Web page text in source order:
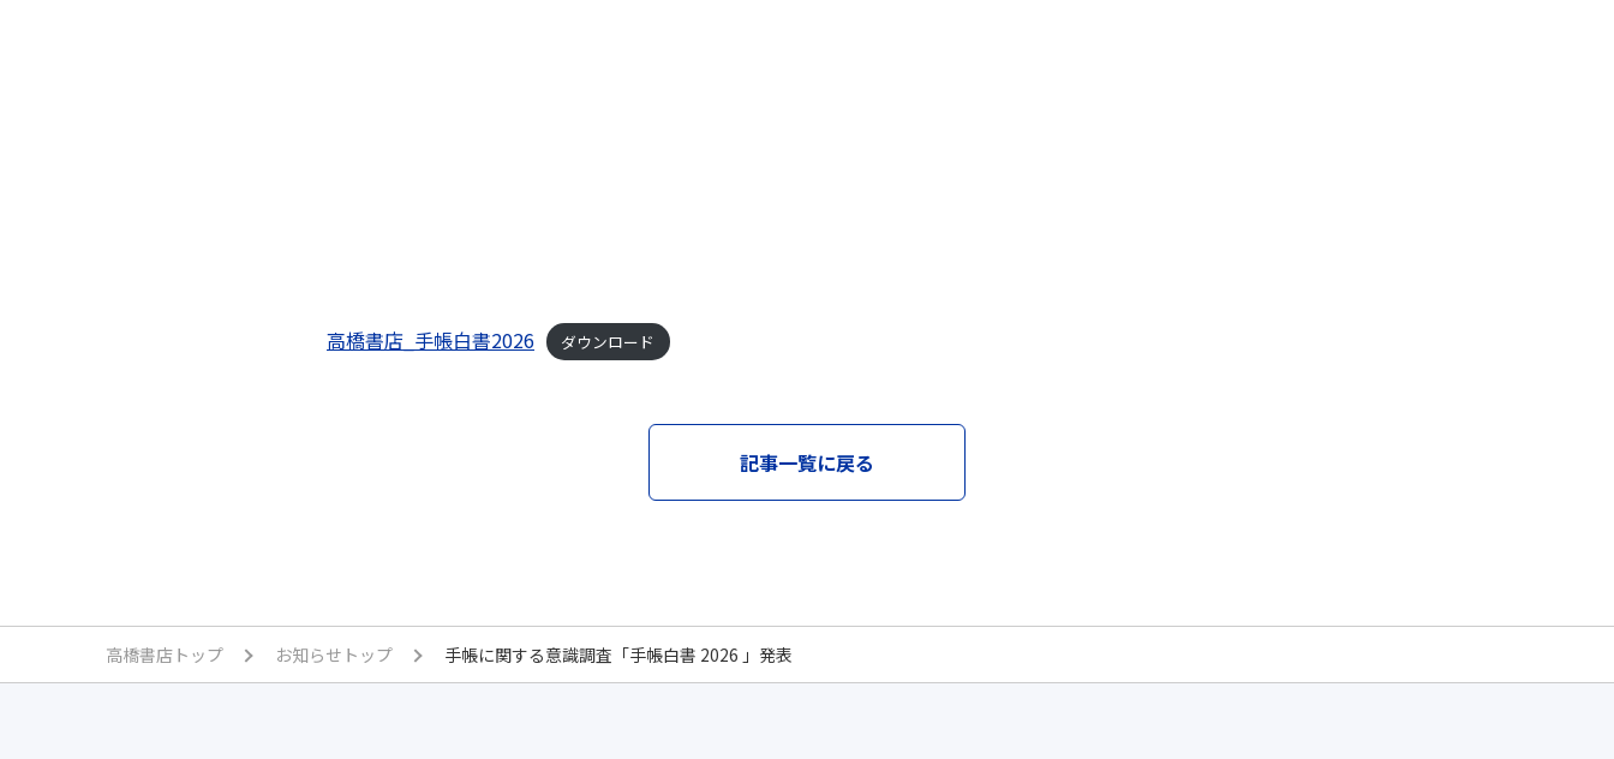
高橋書店_手帳白書2026 ダウンロード
記事一覧に戻る
高橋書店トップ お知らせトップ 手帳に関する意識調査「手帳白書 2026 」発表